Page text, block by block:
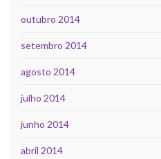
outubro 2014
setembro 2014
agosto 2014
julho 2014
junho 2014
abril 2014